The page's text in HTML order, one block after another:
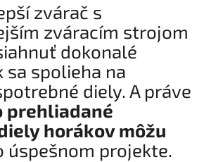
zvárač s
zváracím strojom
dokonalé
sa spolieha na
diely. A práve
prehliadané
horákov môžu
úspešnom projekte.